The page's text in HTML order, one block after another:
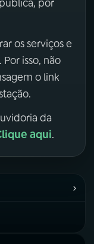
por
os serviços e
isso, não
o link
da
aqui.
›